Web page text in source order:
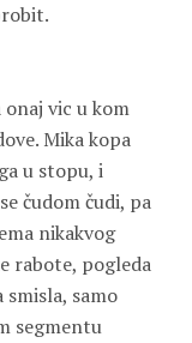
vic u kom
Mika kopa
u stopu, i
čudom čudi, pa
nikakvog
rabote, pogleda
samo
segmentu